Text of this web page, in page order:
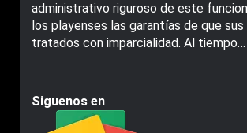
administrativo riguroso de este
los playenses las garantías de que
tratados con imparcialidad. Al tiempo…
Siguenos en